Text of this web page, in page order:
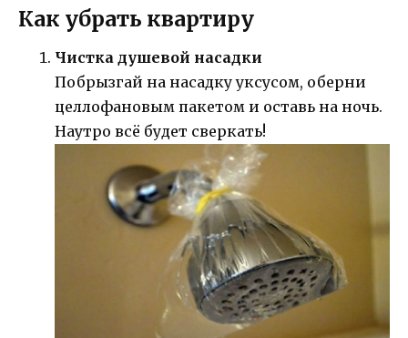
Как убрать квартиру
Чистка душевой насадки
Побрызгай на насадку уксусом, оберни
целлофановым пакетом и оставь на ночь.
Наутро всё будет сверкать!